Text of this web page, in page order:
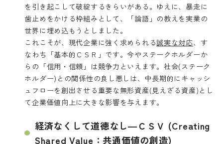
を引き起こして破綻するきらいがある。ゆえに、暴走に
歯止めをかける枠組みとして、「論語」の教えを実業の
世界に埋め込もうとしました。
これこそが、現代企業に強く求められる誠実な対応、す
なわち「基本的ＣＳＲ」です。今やステークホルダーか
らの「信用・信頼」は競争力といえます。社会(ステーク
ホルダー)との関係性の良し悪しは、中長期的にキャッシ
ュフローを創出させる重要な無形資産(見えざる資産)とし
て企業価値向上に大きな影響を与えます。
経済なくして道徳なし―ＣＳＶ (Creating
Shared Value：共通価値の創造)